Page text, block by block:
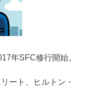
年SFC修行開始。
ート、ヒルトン・